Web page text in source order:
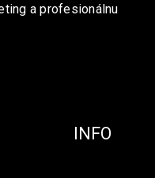
a profesionálnu
INFO